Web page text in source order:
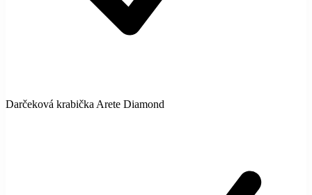
Darčeková krabička Arete Diamond